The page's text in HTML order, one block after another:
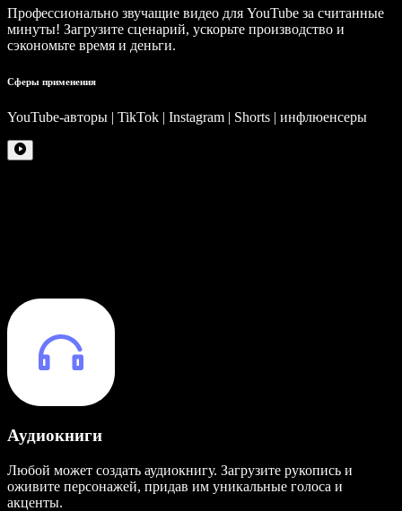
Профессионально звучащие видео для YouTube за считанные
минуты! Загрузите сценарий, ускорьте производство и
сэкономьте время и деньги.
Сферы применения
YouTube-авторы | TikTok | Instagram | Shorts | инфлюенсеры
Аудиокниги
Любой может создать аудиокнигу. Загрузите рукопись и
оживите персонажей, придав им уникальные голоса и
акценты.